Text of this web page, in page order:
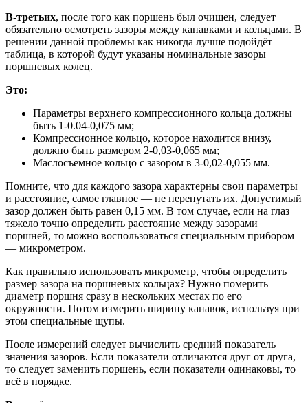
В-третьих, после того как поршень был очищен, следует
обязательно осмотреть зазоры между канавками и кольцами. В
решении данной проблемы как никогда лучше подойдёт
таблица, в которой будут указаны номинальные зазоры
поршневых колец.
Это:
Параметры верхнего компрессионного кольца должны
быть 1-0.04-0,075 мм;
Компрессионное кольцо, которое находится внизу,
должно быть размером 2-0,03-0,065 мм;
Маслосъемное кольцо с зазором в 3-0,02-0,055 мм.
Помните, что для каждого зазора характерны свои параметры
и расстояние, самое главное — не перепутать их. Допустимый
зазор должен быть равен 0,15 мм. В том случае, если на глаз
тяжело точно определить расстояние между зазорами
поршней, то можно воспользоваться специальным прибором
— микрометром.
Как правильно использовать микрометр, чтобы определить
размер зазора на поршневых кольцах? Нужно померить
диаметр поршня сразу в нескольких местах по его
окружности. Потом измерить ширину канавок, используя при
этом специальные щупы.
После измерений следует вычислить средний показатель
значения зазоров. Если показатели отличаются друг от друга,
то следует заменить поршень, если показатели одинаковы, то
всё в порядке.